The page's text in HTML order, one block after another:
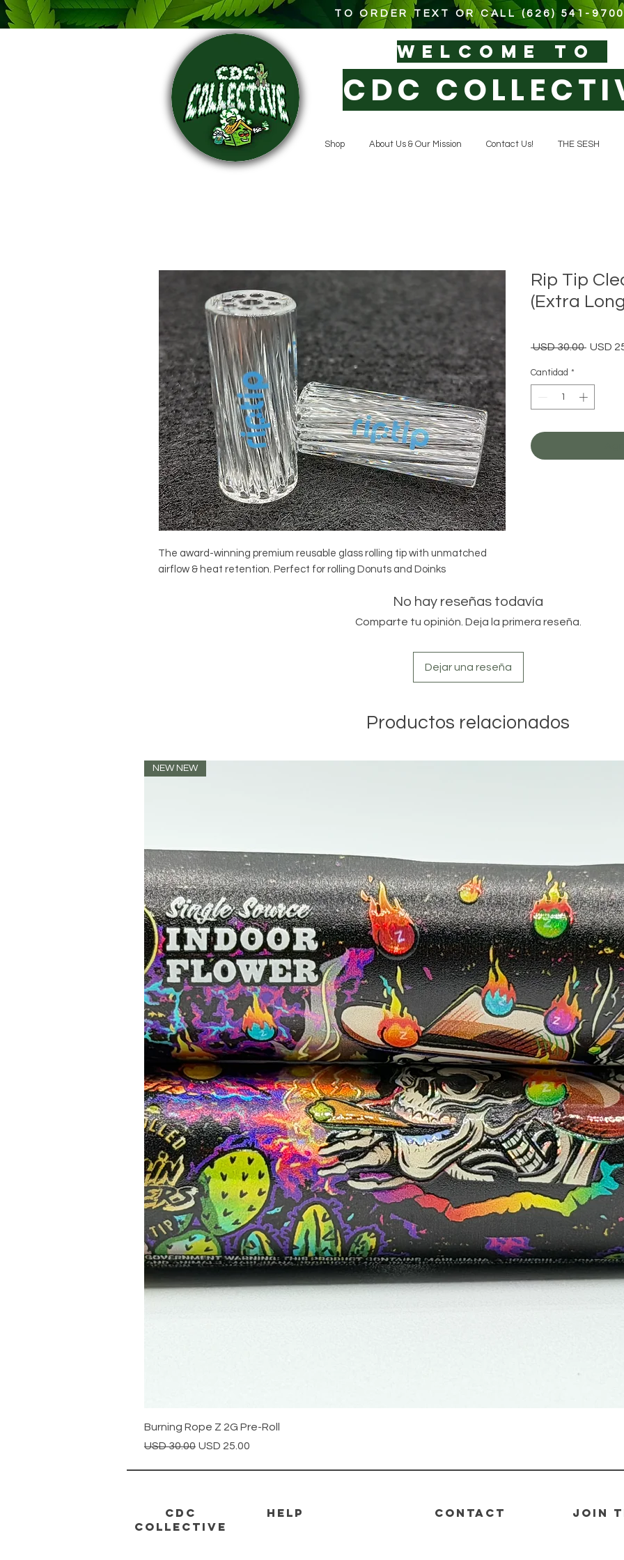
TO ORDER TEXT OR CALL (626) 541-9700
WELCOM E TO
CDC
Shop About Us & Our Mission Contact Us! THE SESH
The award-winning premium reusable glass rolling tip with unmatched
airflow & heat retention. Perfect for rolling Donuts and Doinks
Rip Tip
(Extra
USD 30.00 Precio
USD
Cantidad *
No hay reseñas todavía
Comparte tu opinión. Deja la primera reseña.
Dejar una reseña
Productos relacionados
NEW NEW
Burning Rope Z 2G Pre-Roll
Precio
USD 30.00 Precio de oferta
USD 25.00
CDC
Collective
HELP CONTACT join